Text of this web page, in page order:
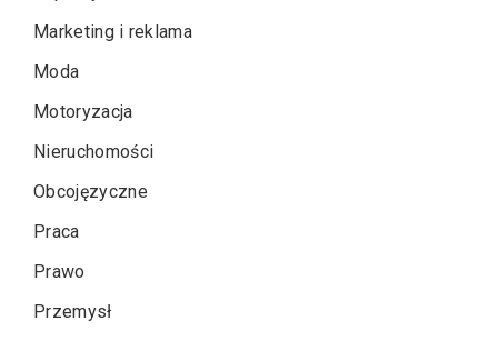
Marketing i reklama
Moda
Motoryzacja
Nieruchomości
Obcojęzyczne
Praca
Prawo
Przemysł